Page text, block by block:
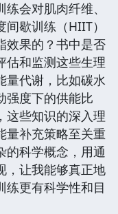
会对肌肉纤维、
歇训练（HIIT）
效果的？书中是否
估和监测这些生理
量代谢，比如碳水
强度下的供能比
这些知识的深入理
量补充策略至关重
的科学概念，用通
，让我能够真正地
练更有科学性和目